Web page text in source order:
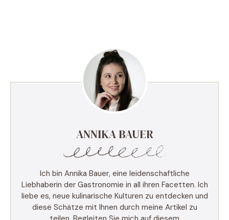
ANNIKA BAUER
Ich bin Annika Bauer, eine leidenschaftliche
Liebhaberin der Gastronomie in all ihren Facetten. Ich
liebe es, neue kulinarische Kulturen zu entdecken und
diese Schätze mit Ihnen durch meine Artikel zu